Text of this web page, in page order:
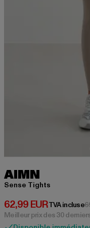
AIMN
Sense Tights
62,99 EUR
Prix courant: 62,99
TVA incluse
Meilleur prix des 30